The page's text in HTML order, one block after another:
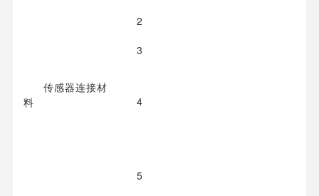
传感器连接材
料
2
3
4
5